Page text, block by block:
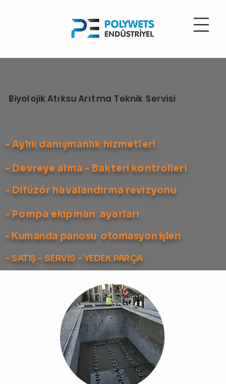
Biyolojik Atıksu Arıtma Teknik Servisi
- Aylık danışmanlık hizmetleri
- Devreye alma - Bakteri kontrolleri
- Difüzör havalandırma revizyonu
- Pompa ekipman ayarları
- Kumanda panosu otomasyon işleri
- SATIŞ - SERVİS - YEDEK PARÇA